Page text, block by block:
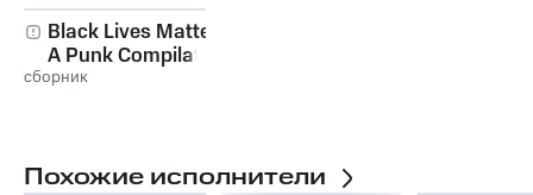
Black Lives Matter:
A Punk Compilation
сборник
Похожие исполнители